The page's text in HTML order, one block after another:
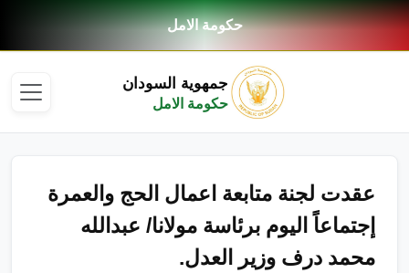
حكومة الامل
جمهوية السودان
حكومة الامل
عقدت لجنة متابعة اعمال الحج والعمرة
إجتماعاً اليوم برئاسة مولانا/ عبدالله
محمد درف وزير العدل.